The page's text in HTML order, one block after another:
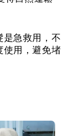
是急救用，不
使用，避免堵